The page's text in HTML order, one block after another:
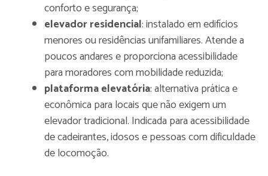
conforto e segurança;
elevador residencial: instalado em edifícios
menores ou residências unifamiliares. Atende a
poucos andares e proporciona acessibilidade
para moradores com mobilidade reduzida;
plataforma elevatória: alternativa prática e
econômica para locais que não exigem um
elevador tradicional. Indicada para acessibilidade
de cadeirantes, idosos e pessoas com dificuldade
de locomoção.